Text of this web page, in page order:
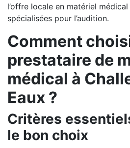
l’offre locale en matériel
spécialisées pour l’audition.
Comment
prestataire de
médical à
Eaux ?
Critères
le bon choix